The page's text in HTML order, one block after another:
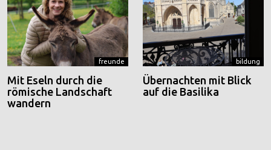
freunde
Mit Eseln durch die
römische Landschaft
wandern
bildung
Übernachten mit Blick
auf die Basilika